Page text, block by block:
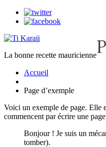
La bonne recette mauricienne
Accueil
Page d’exemple
Voici un exemple de page. Elle
commencent par écrire une
Bonjour ! Je suis un
tomber).